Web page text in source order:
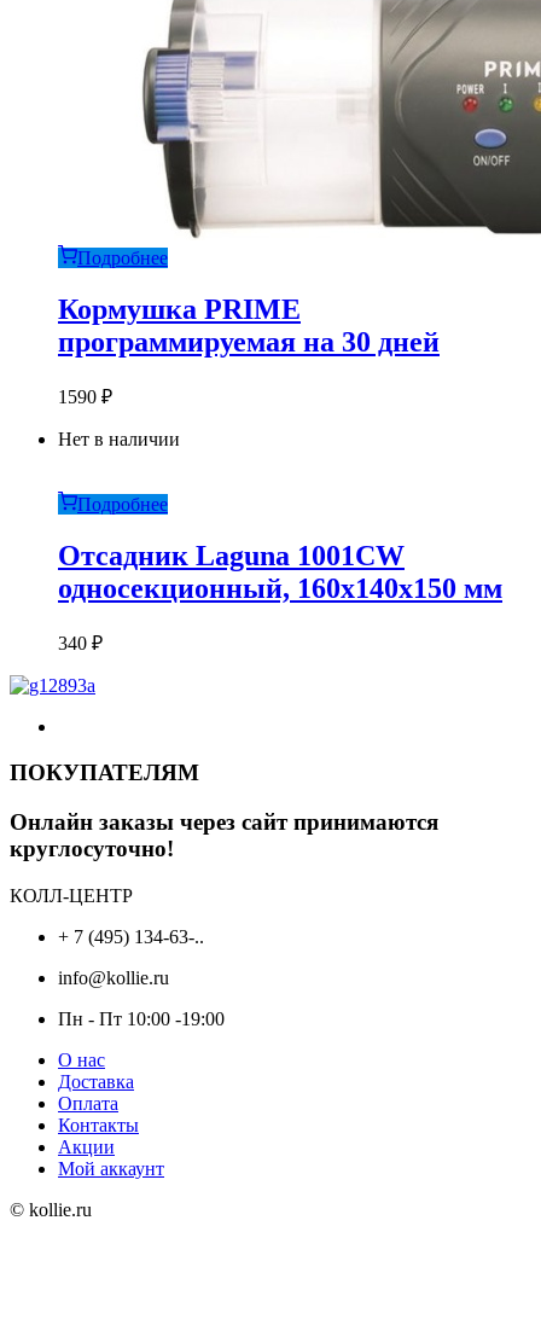
Подробнее
Кормушка PRIME
программируемая на 30 дней
1590 ₽
Нет в наличии
Подробнее
Отсадник Laguna 1001CW
односекционный, 160х140х150 мм
340 ₽
ПОКУПАТЕЛЯМ
Онлайн заказы через сайт принимаются
круглосуточно!
КОЛЛ-ЦЕНТР
+ 7 (495) 134-63-..
info@kollie.ru
Пн - Пт 10:00 -19:00
О нас
Доставка
Оплата
Контакты
Акции
Мой аккаунт
© kollie.ru